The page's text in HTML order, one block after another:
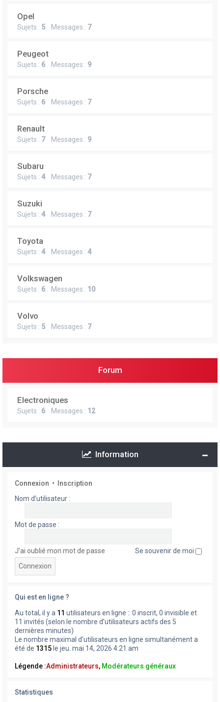
Opel
Sujets : 5 Messages : 7
Peugeot
Sujets : 6 Messages : 9
Porsche
Sujets : 6 Messages : 7
Renault
Sujets : 7Messages : 9
Subaru
Sujets : 4Messages : 7
Suzuki
Sujets : 4Messages : 7
Toyota
Sujets : 4Messages : 4
Volkswagen
Sujets : 6 Messages : 10
Volvo
Sujets : 5 Messages : 7
Forum
Electroniques
Sujets : 6 Messages : 12
Information
Connexion •
Inscription
Nom d’utilisateur :
Mot de passe :
J’ai oublié mon mot de passe Se souvenir de moi
Qui est en ligne ?
Au total, il y a 11 utilisateurs en ligne :: 0 inscrit, 0 invisible et
11 invités (selon le nombre d’utilisateurs actifs des 5
dernières minutes)
Le nombre maximal d’utilisateurs en ligne simultanément a
été de 1315 le jeu. mai 14, 2026 4:21 am
Légende :Administrateurs, Modérateurs généraux
Statistiques